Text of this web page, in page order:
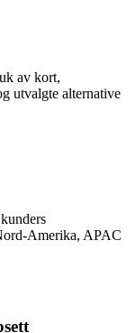
av kort,
utvalgte alternative
Amerika, APAC